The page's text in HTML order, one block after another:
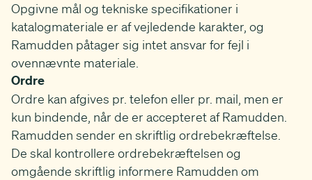
Opgivne mål og tekniske specifikationer i
katalogmateriale er af vejledende karakter, og
Ramudden påtager sig intet ansvar for fejl i
ovennævnte materiale.
Ordre
Ordre kan afgives pr. telefon eller pr. mail, men er
kun bindende, når de er accepteret af Ramudden.
Ramudden sender en skriftlig ordrebekræftelse.
De skal kontrollere ordrebekræftelsen og
omgående skriftlig informere Ramudden om